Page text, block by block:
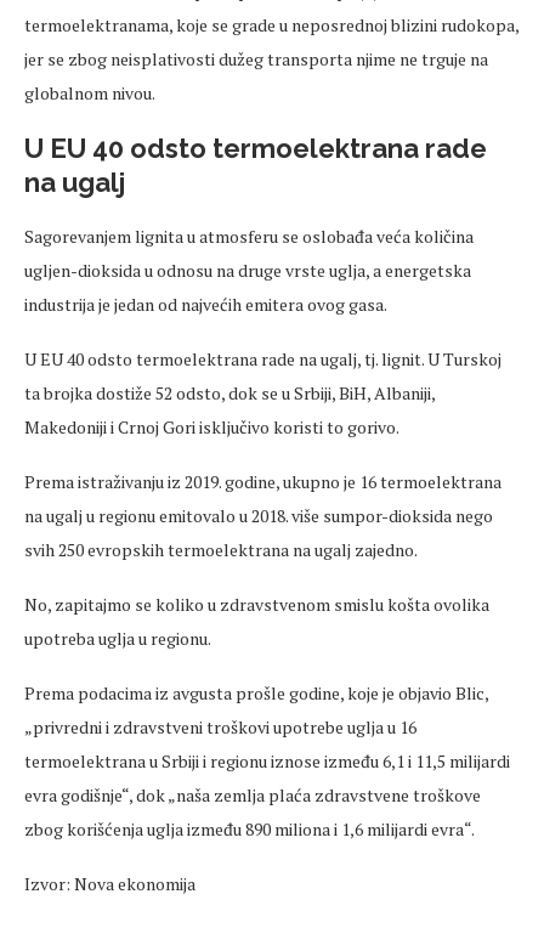
termoelektranama, koje se grade u neposrednoj blizini rudokopa,
jer se zbog neisplativosti dužeg transporta njime ne trguje na
globalnom nivou.
U EU 40 odsto termoelektrana rade
na ugalj
Sagorevanjem lignita u atmosferu se oslobađa veća količina
ugljen-dioksida u odnosu na druge vrste uglja, a energetska
industrija je jedan od najvećih emitera ovog gasa.
U EU 40 odsto termoelektrana rade na ugalj, tj. lignit. U Turskoj
ta brojka dostiže 52 odsto, dok se u Srbiji, BiH, Albaniji,
Makedoniji i Crnoj Gori isključivo koristi to gorivo.
Prema istraživanju iz 2019. godine, ukupno je 16 termoelektrana
na ugalj u regionu emitovalo u 2018. više sumpor-dioksida nego
svih 250 evropskih termoelektrana na ugalj zajedno.
No, zapitajmo se koliko u zdravstvenom smislu košta ovolika
upotreba uglja u regionu.
Prema podacima iz avgusta prošle godine, koje je objavio Blic,
„privredni i zdravstveni troškovi upotrebe uglja u 16
termoelektrana u Srbiji i regionu iznose između 6,1 i 11,5 milijardi
evra godišnje“, dok „naša zemlja plaća zdravstvene troškove
zbog korišćenja uglja između 890 miliona i 1,6 milijardi evra“.
Izvor: Nova ekonomija